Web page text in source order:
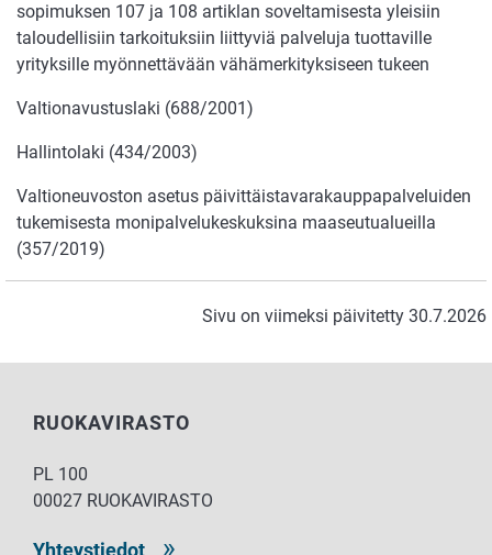
sopimuksen 107 ja 108 artiklan soveltamisesta yleisiin
taloudellisiin tarkoituksiin liittyviä palveluja tuottaville
yrityksille myönnettävään vähämerkityksiseen tukeen
Valtionavustuslaki (688/2001)
Hallintolaki (434/2003)
Valtioneuvoston asetus päivittäistavarakauppapalveluiden
tukemisesta monipalvelukeskuksina maaseutualueilla
(357/2019)
Sivu on viimeksi päivitetty 30.7.2026
RUOKAVIRASTO
PL 100
00027 RUOKAVIRASTO
Yhteystiedot